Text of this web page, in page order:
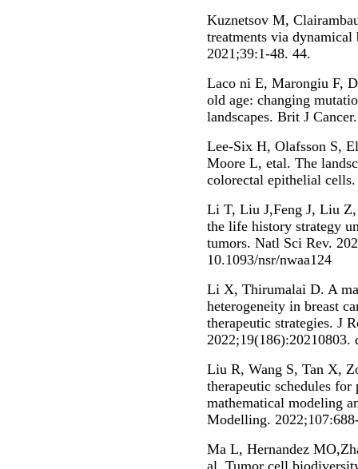
Kuznetsov M,
treatments via
2021;39:1-48. 44.
Laco ni E, Marongiu F,
old age: changing
landscapes. Brit J
Lee-Six H, Olafsson S,
Moore L, etal. The
colorectal epithelial
Li T, Liu J,Feng J, Liu
the life history strategy
tumors. Natl Sci Rev.
10.1093/nsr/nwaa124
Li X, Thirumalai D. A
heterogeneity in breast
therapeutic strategies. J
Liu R, Wang S, Tan X,
therapeutic schedules
mathematical modeling
Modelling.
Ma L, Hernandez